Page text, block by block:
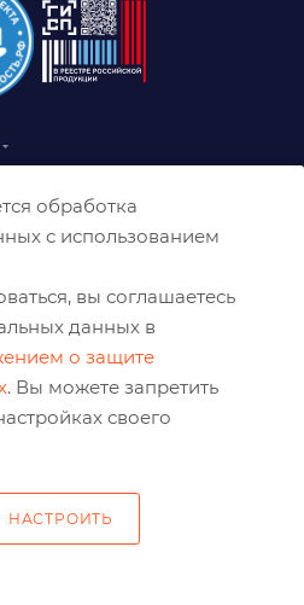
обработка
с использованием
вы соглашаетесь
данных в
о защите
. Вы можете запретить
своего
НАСТРОИТЬ